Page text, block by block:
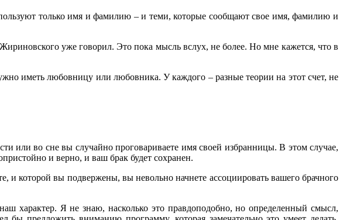
только имя и фамилию – и теми, которые сообщают свое имя, фамилию и
уже говорил. Это пока мысль вслух, не более. Но мне кажется, что в
иметь любовницу или любовника. У каждого – разные теории на этот счет, не
или во сне вы случайно проговариваете имя своей избранницы. В этом случае,
и верно, и ваш брак будет сохранен.
и которой вы подвержены, вы невольно начнете ассоциировать вашего брачного
характер. Я не знаю, насколько это правдоподобно, но определенный смысл,